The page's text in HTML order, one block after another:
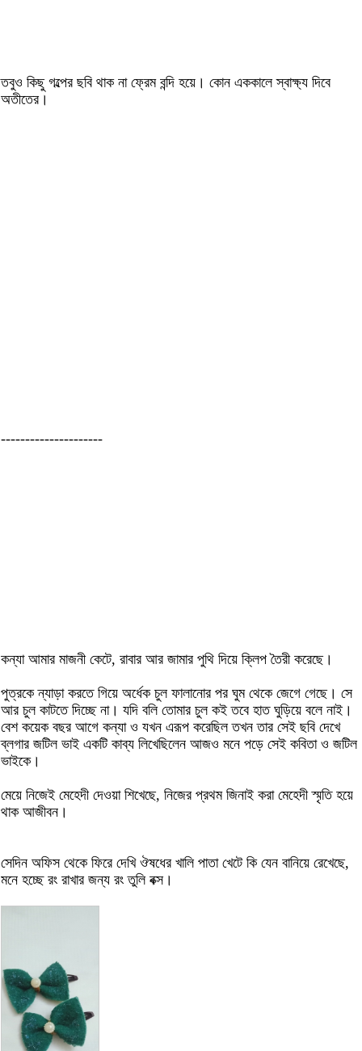
তবুও কিছু গল্পের ছবি থাক না ফ্রেম বন্দি হয়ে। কোন এককালে স্বাক্ষ্য দিবে
অতীতের।
---------------------
কন্যা আমার মাজনী কেটে, রাবার আর জামার পুথি দিয়ে ক্লিপ তৈরী করেছে।
পুত্রকে ন্যাড়া করতে গিয়ে অর্ধেক চুল ফালানোর পর ঘুম থেকে জেগে গেছে। সে
আর চুল কাটতে দিচ্ছে না। যদি বলি তোমার চুল কই তবে হাত ঘুড়িয়ে বলে নাই।
বেশ কয়েক বছর আগে কন্যা ও যখন এরূপ করেছিল তখন তার সেই ছবি দেখে
ব্লগার জটিল ভাই একটি কাব্য লিখেছিলেন আজও মনে পড়ে সেই কবিতা ও জটিল
ভাইকে।
মেয়ে নিজেই মেহেদী দেওয়া শিখেছে, নিজের প্রথম জিনাই করা মেহেদী স্মৃতি হয়ে
থাক আজীবন।
সেদিন অফিস থেকে ফিরে দেখি ঔষধের খালি পাতা খেটে কি যেন বানিয়ে রেখেছে,
মনে হচ্ছে রং রাখার জন্য রং তুলি বক্স।